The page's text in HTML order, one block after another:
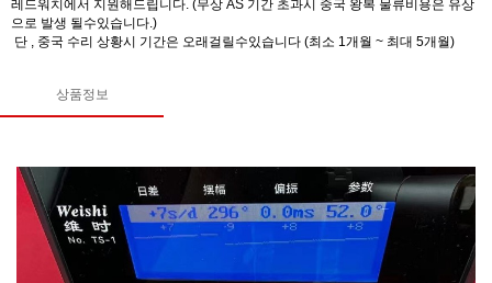
레드워치에서 지원해드립니다. (무상 AS 기간 초과시 중국 왕복 물류비용은 유상
으로 발생 될수있습니다.)
단 , 중국 수리 상황시 기간은 오래걸릴수있습니다 (최소 1개월 ~ 최대 5개월)
상품정보